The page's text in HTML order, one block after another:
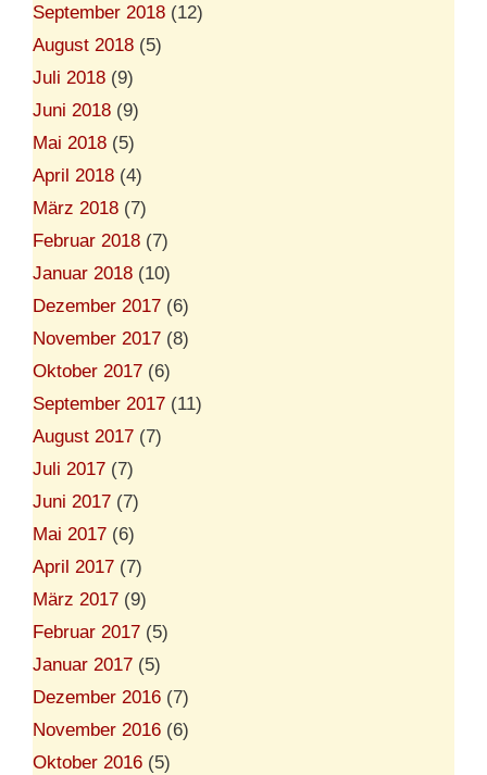
September 2018 (12)
August 2018 (5)
Juli 2018 (9)
Juni 2018 (9)
Mai 2018 (5)
April 2018 (4)
März 2018 (7)
Februar 2018 (7)
Januar 2018 (10)
Dezember 2017 (6)
November 2017 (8)
Oktober 2017 (6)
September 2017 (11)
August 2017 (7)
Juli 2017 (7)
Juni 2017 (7)
Mai 2017 (6)
April 2017 (7)
März 2017 (9)
Februar 2017 (5)
Januar 2017 (5)
Dezember 2016 (7)
November 2016 (6)
Oktober 2016 (5)